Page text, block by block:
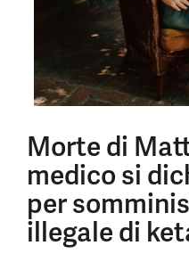
Morte di
medico si
per
illegale di